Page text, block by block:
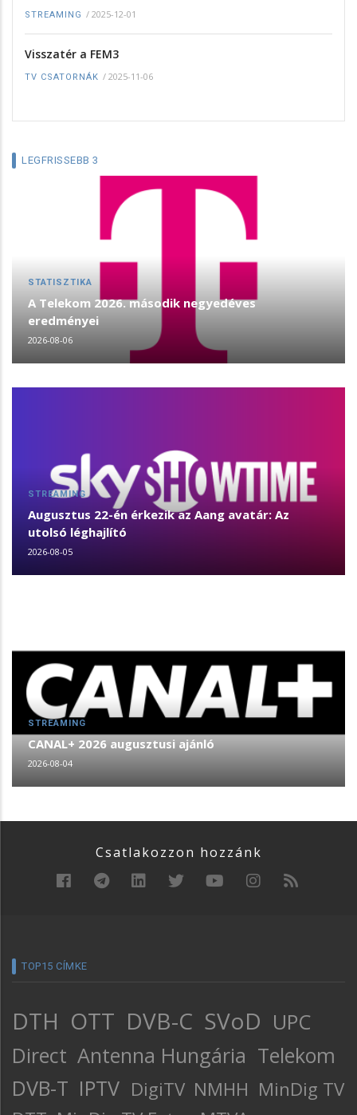
STREAMING / 2025-12-01
Visszatér a FEM3
TV CSATORNÁK / 2025-11-06
LEGFRISSEBB 3
STATISZTIKA
A Telekom 2026. második negyedéves
eredményei
2026-08-06
STREAMING
Augusztus 22-én érkezik az Aang avatár: Az
utolsó léghajlító
2026-08-05
STREAMING
CANAL+ 2026 augusztusi ajánló
2026-08-04
Csatlakozzon hozzánk
TOP15 CÍMKE
DTH OTT DVB-C SVoD UPC
Direct Antenna Hungária Telekom
DVB-T IPTV DigiTV NMHH MinDig TV